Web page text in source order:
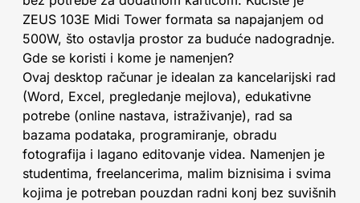
ZEUS 103E Midi Tower formata sa napajanjem od
500W, što ostavlja prostor za buduće nadogradnje.
Gde se koristi i kome je namenjen?
Ovaj desktop računar je idealan za kancelarijski rad
(Word, Excel, pregledanje mejlova), edukativne
potrebe (online nastava, istraživanje), rad sa
bazama podataka, programiranje, obradu
fotografija i lagano editovanje videa. Namenjen je
studentima, freelancerima, malim biznisima i svima
kojima je potreban pouzdan radni konj bez suvišnih